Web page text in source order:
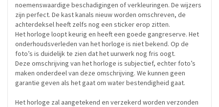
noemenswaardige beschadigingen of verkleuringen. De wijzers
zijn perfect. De kast kanals nieuw worden omschreven, de
achterdeksel heeft zelfs nog een sticker erop zitten.
Het horloge loopt keurig en heeft een goede gangreserve. Het
onderhoudsverleden van het horloge is niet bekend. Op de
foto’s is duidelijk te zien dat het uurwerk nog fris oogt.
Deze omschrijving van het horloge is subjectief, echter foto’s
maken onderdeel van deze omschrijving. We kunnen geen
garantie geven als het gaat om water bestendigheid gaat.
Het horloge zal aangetekend en verzekerd worden verzonden